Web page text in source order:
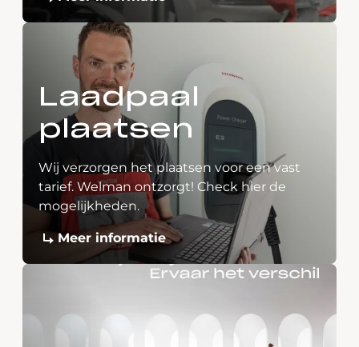
Laadpaal
plaatsen
Wij verzorgen het plaatsen voor een vast
tarief. Welman ontzorgt! Check hier de
mogelijkheden.
Meer informatie